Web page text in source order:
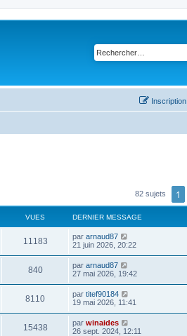
Inscription
82 sujets 1
VUES DERNIER MESSAGE
11183 par arnaud87
21 juin 2026, 20:22
840 par arnaud87
27 mai 2026, 19:42
8110 par titef90184
19 mai 2026, 11:41
15438 par winaides
26 sept. 2024, 12:11